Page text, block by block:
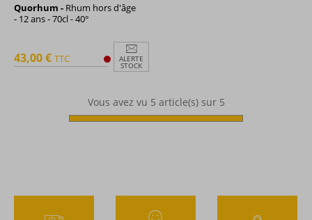
Quorhum - Rhum hors d'âge
- 12 ans - 70cl - 40°
ALERTE
STOCK
43,00 € TTC
Vous avez vu 5 article(s) sur 5